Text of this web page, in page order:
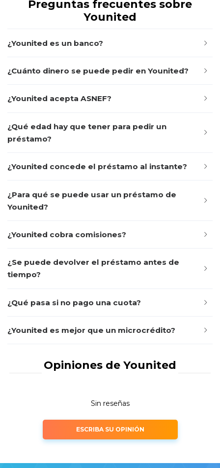
Preguntas frecuentes sobre
Younited
¿Younited es un banco?
¿Cuánto dinero se puede pedir en Younited?
¿Younited acepta ASNEF?
¿Qué edad hay que tener para pedir un
préstamo?
¿Younited concede el préstamo al instante?
¿Para qué se puede usar un préstamo de
Younited?
¿Younited cobra comisiones?
¿Se puede devolver el préstamo antes de
tiempo?
¿Qué pasa si no pago una cuota?
¿Younited es mejor que un microcrédito?
Opiniones de Younited
Sin reseñas
ESCRIBA SU OPINIÓN